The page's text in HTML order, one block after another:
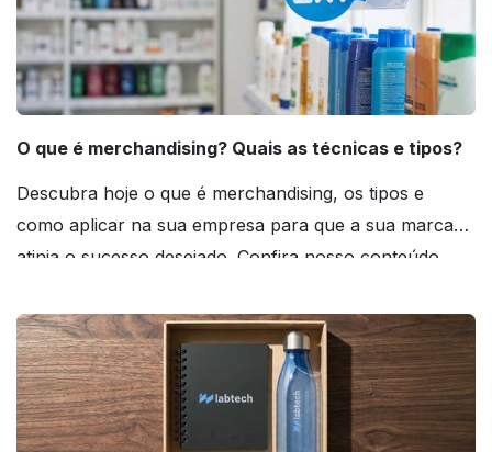
O que é merchandising? Quais as técnicas e tipos?
Descubra hoje o que é merchandising, os tipos e
como aplicar na sua empresa para que a sua marca
atinja o sucesso desejado. Confira nosso conteúdo